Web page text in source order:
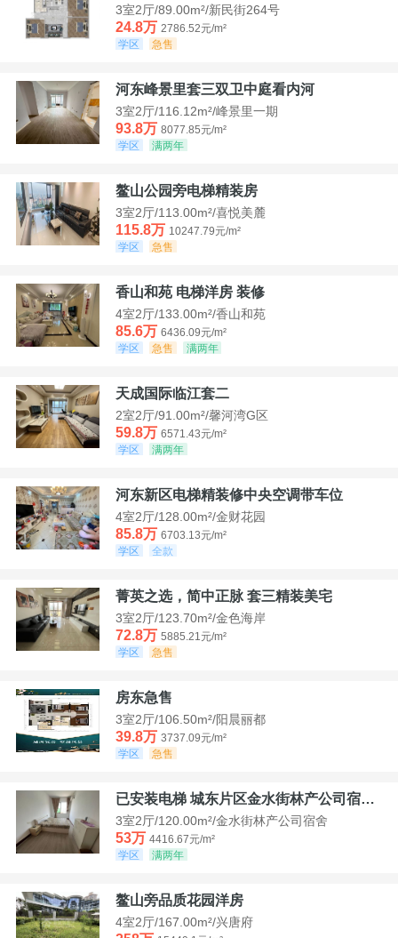
3室2厅/89.00m²/新民街264号
24.8万 2786.52元/m²
学区
急售
河东峰景里套三双卫中庭看内河
3室2厅/116.12m²/峰景里一期
93.8万 8077.85元/m²
学区
满两年
鳌山公园旁电梯精装房
3室2厅/113.00m²/喜悦美麓
115.8万 10247.79元/m²
学区
急售
香山和苑 电梯洋房 装修
4室2厅/133.00m²/香山和苑
85.6万 6436.09元/m²
学区
急售 满两年
天成国际临江套二
2室2厅/91.00m²/馨河湾G区
59.8万 6571.43元/m²
学区
满两年
河东新区电梯精装修中央空调带车位
4室2厅/128.00m²/金财花园
85.8万 6703.13元/m²
学区
全款
菁英之选，简中正脉 套三精装美宅
3室2厅/123.70m²/金色海岸
72.8万 5885.21元/m²
学区
急售
房东急售
3室2厅/106.50m²/阳晨丽都
39.8万 3737.09元/m²
学区
急售
已安装电梯 城东片区金水街林产公司宿舍套三可看江景
3室2厅/120.00m²/金水街林产公司宿舍
53万 4416.67元/m²
学区
满两年
鳌山旁品质花园洋房
4室2厅/167.00m²/兴唐府